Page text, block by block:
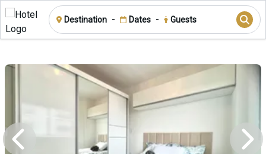
Destination - Dates - Guests